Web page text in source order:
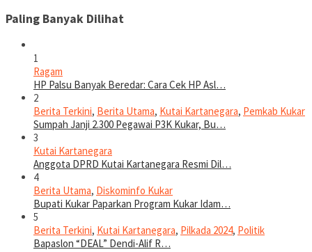
Paling Banyak Dilihat
1
Ragam
HP Palsu Banyak Beredar: Cara Cek HP Asl…
2
Berita Terkini, Berita Utama, Kutai Kartanegara, Pemkab Kukar
Sumpah Janji 2.300 Pegawai P3K Kukar, Bu…
3
Kutai Kartanegara
Anggota DPRD Kutai Kartanegara Resmi Dil…
4
Berita Utama, Diskominfo Kukar
Bupati Kukar Paparkan Program Kukar Idam…
5
Berita Terkini, Kutai Kartanegara, Pilkada 2024, Politik
Bapaslon “DEAL” Dendi-Alif R…